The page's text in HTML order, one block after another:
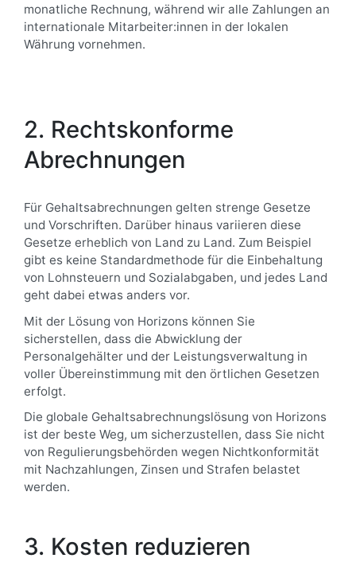
monatliche Rechnung, während wir alle Zahlungen an
internationale Mitarbeiter:innen in der lokalen
Währung vornehmen.
2. Rechtskonforme
Abrechnungen
Für Gehaltsabrechnungen gelten strenge Gesetze
und Vorschriften. Darüber hinaus variieren diese
Gesetze erheblich von Land zu Land. Zum Beispiel
gibt es keine Standardmethode für die Einbehaltung
von Lohnsteuern und Sozialabgaben, und jedes Land
geht dabei etwas anders vor.
Mit der Lösung von Horizons können Sie
sicherstellen, dass die Abwicklung der
Personalgehälter und der Leistungsverwaltung in
voller Übereinstimmung mit den örtlichen Gesetzen
erfolgt.
Die globale Gehaltsabrechnungslösung von Horizons
ist der beste Weg, um sicherzustellen, dass Sie nicht
von Regulierungsbehörden wegen Nichtkonformität
mit Nachzahlungen, Zinsen und Strafen belastet
werden.
3. Kosten reduzieren